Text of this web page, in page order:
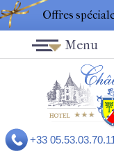
Offres
+33
Menu